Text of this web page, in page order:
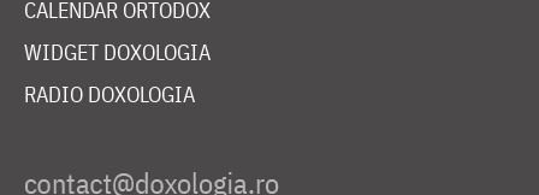
CALENDAR ORTODOX
WIDGET DOXOLOGIA
RADIO DOXOLOGIA